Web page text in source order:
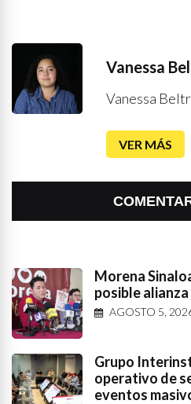
Vanessa
Vanessa
VER MÁS
Morena
posible
AGOSTO 5,
Grupo
operativo de
eventos